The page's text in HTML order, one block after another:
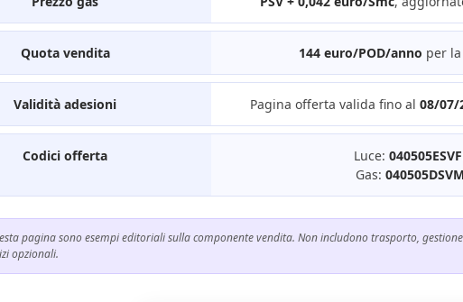
Quota vendita 144 euro/POD/anno per
Validità adesioni Pagina offerta valida fino al08/07/
Codici offerta Luce:
Gas:
pagina sono esempi editoriali sulla componente vendita. Non includono trasporto,
opzionali.